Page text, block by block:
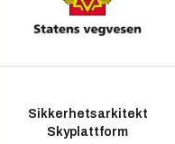
Sikkerhetsarkitekt
Skyplattform